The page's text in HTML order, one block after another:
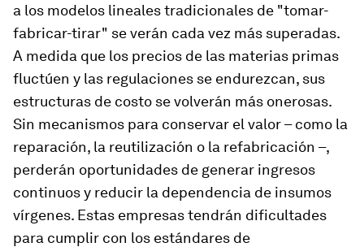
a los modelos lineales tradicionales de "tomar-
fabricar-tirar" se verán cada vez más superadas.
A medida que los precios de las materias primas
fluctúen y las regulaciones se endurezcan, sus
estructuras de costo se volverán más onerosas.
Sin mecanismos para conservar el valor – como la
reparación, la reutilización o la refabricación –,
perderán oportunidades de generar ingresos
continuos y reducir la dependencia de insumos
vírgenes. Estas empresas tendrán dificultades
para cumplir con los estándares de